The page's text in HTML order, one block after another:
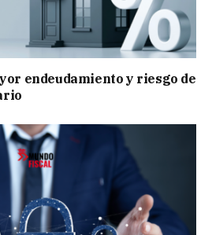
endeudamiento y riesgo de